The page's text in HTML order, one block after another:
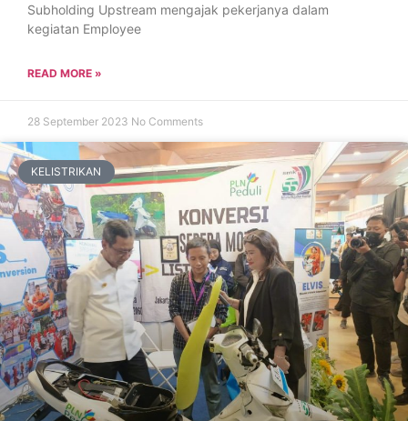
Subholding Upstream mengajak pekerjanya dalam
kegiatan Employee
READ MORE »
28 September 2023 No Comments
KELISTRIKAN